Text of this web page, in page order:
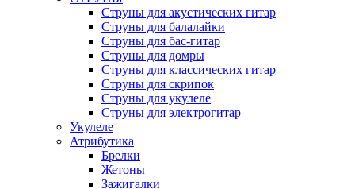
Струны для акустических гитар
Струны для балалайки
Струны для бас-гитар
Струны для домры
Струны для классических гитар
Струны для скрипок
Струны для укулеле
Струны для электрогитар
Укулеле
Атрибутика
Брелки
Жетоны
Зажигалки